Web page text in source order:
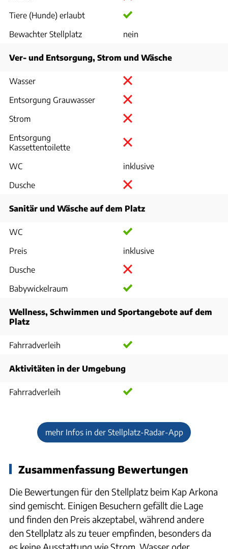
Tiere (Hunde) erlaubt
Bewachter Stellplatz
nein
Ver- und Entsorgung, Strom und Wäsche
Wasser
Entsorgung Grauwasser
Strom
Entsorgung
Kassettentoilette
WC
inklusive
Dusche
Sanitär und Wäsche auf dem Platz
WC
Preis
inklusive
Dusche
Babywickelraum
Wellness, Schwimmen und Sportangebote auf dem
Platz
Fahrradverleih
Aktivitäten in der Umgebung
Fahrradverleih
mehr Infos in der Stellplatz-Radar-App
Zusammenfassung Bewertungen
Die Bewertungen für den Stellplatz beim Kap Arkona
sind gemischt. Einigen Besuchern gefällt die Lage
und finden den Preis akzeptabel, während andere
den Stellplatz als zu teuer empfinden, besonders da